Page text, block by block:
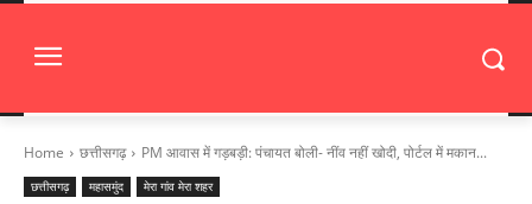
Home छत्तीसगढ़ PM आवास में गड़बड़ी: पंचायत बोली- नींव नहीं खोदी, पोर्टल में मकान...
छत्तीसगढ़ महासमुंद मेरा गांव मेरा शहर